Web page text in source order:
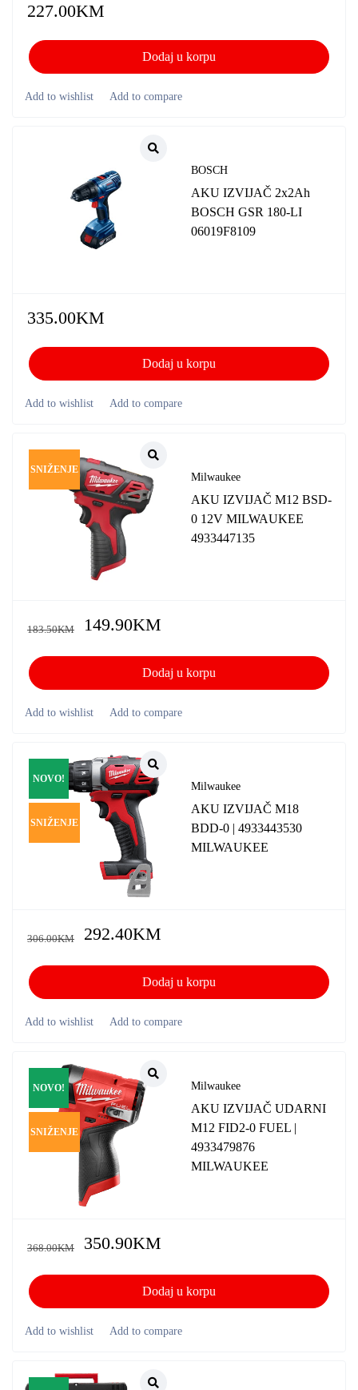
227.00KM
Dodaj u korpu
BOSCH
AKU IZVIJAČ 2x2Ah
BOSCH GSR 180-LI
06019F8109
335.00KM
Dodaj u korpu
SNIŽENJE
Milwaukee
AKU IZVIJAČ M12 BSD-
0 12V MILWAUKEE
4933447135
183.50KM 149.90KM
Dodaj u korpu
NOVO!
SNIŽENJE
Milwaukee
AKU IZVIJAČ M18
BDD-0 | 4933443530
MILWAUKEE
306.00KM 292.40KM
Dodaj u korpu
NOVO!
SNIŽENJE
Milwaukee
AKU IZVIJAČ UDARNI
M12 FID2-0 FUEL |
4933479876
MILWAUKEE
368.00KM 350.90KM
Dodaj u korpu